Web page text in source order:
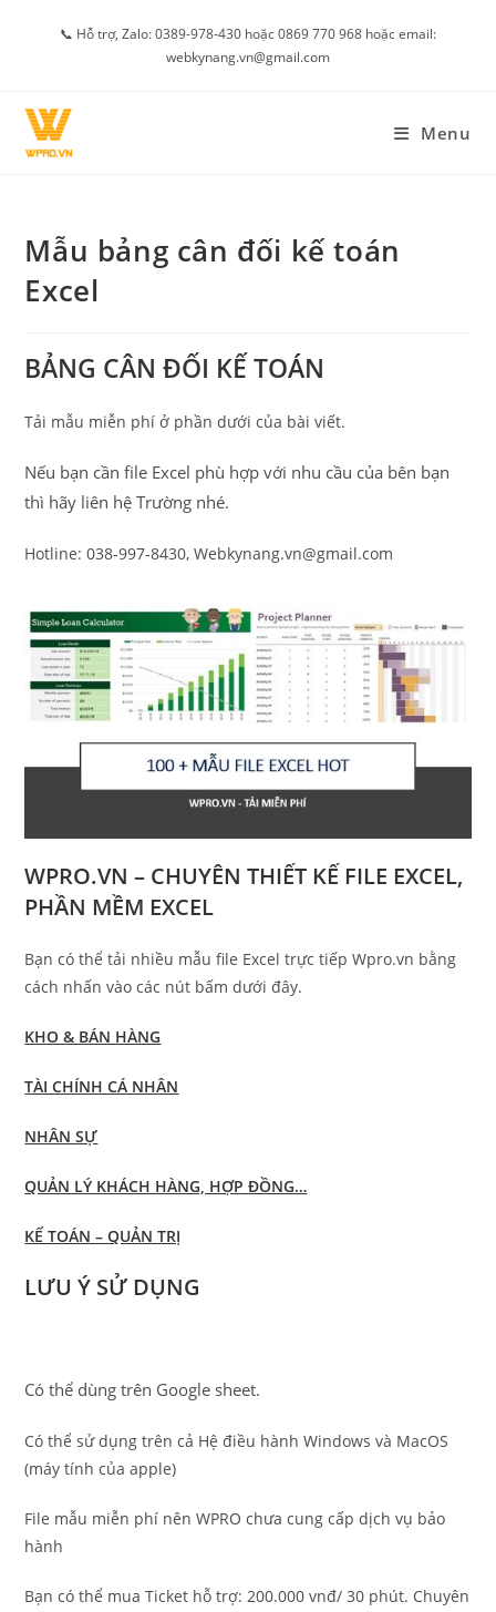
📞 Hỗ trợ, Zalo: 0389-978-430 hoặc 0869 770 968 hoặc email:
webkynang.vn@gmail.com
Menu
Mẫu bảng cân đối kế toán
Excel
BẢNG CÂN ĐỐI KẾ TOÁN
Tải mẫu miễn phí ở phần dưới của bài viết.
Nếu bạn cần file Excel phù hợp với nhu cầu của bên bạn
thì hãy liên hệ Trường nhé.
Hotline: 038-997-8430, Webkynang.vn@gmail.com
WPRO.VN – CHUYÊN THIẾT KẾ FILE EXCEL,
PHẦN MỀM EXCEL
Bạn có thể tải nhiều mẫu file Excel trực tiếp Wpro.vn bằng
cách nhấn vào các nút bấm dưới đây.
KHO & BÁN HÀNG
TÀI CHÍNH CÁ NHÂN
NHÂN SỰ
QUẢN LÝ KHÁCH HÀNG, HỢP ĐỒNG…
KẾ TOÁN – QUẢN TRỊ
LƯU Ý SỬ DỤNG
Có thể dùng trên Google sheet.
Có thể sử dụng trên cả Hệ điều hành Windows và MacOS
(máy tính của apple)
File mẫu miễn phí nên WPRO chưa cung cấp dịch vụ bảo
hành
Bạn có thể mua Ticket hỗ trợ: 200.000 vnđ/ 30 phút. Chuyên